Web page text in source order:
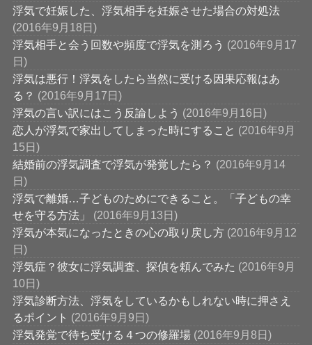
浮気で妊娠した、浮気相手を妊娠させた場合の対処法
(2016年9月18日)
浮気相手と会う回数や頻度で浮気を測ろう (2016年9月17
日)
浮気は悪行！浮気をしたら当然に受ける因果応報はあ
る？ (2016年9月17日)
浮気の言い訳にはこう反論しよう (2016年9月16日)
恋人が浮気で家出してしまった時にすること (2016年9月
15日)
結婚前の浮気調査で浮気が発覚したら？ (2016年9月14
日)
浮気で離婚…子どものためにできること。「子どもの幸
せを守る方法」
(2016年9月13日)
浮気が本気になったときの心の取り戻し方 (2016年9月12
日)
浮気症？彼女に浮気調査、探偵を頼んでみた (2016年9月
10日)
浮気診断方法、浮気をしているかもしれない時に押さえ
るポイント (2016年9月9日)
浮気発覚で待ち受ける４つの修羅場 (2016年9月8日)